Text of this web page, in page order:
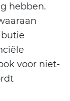
hebben.
voor niet-